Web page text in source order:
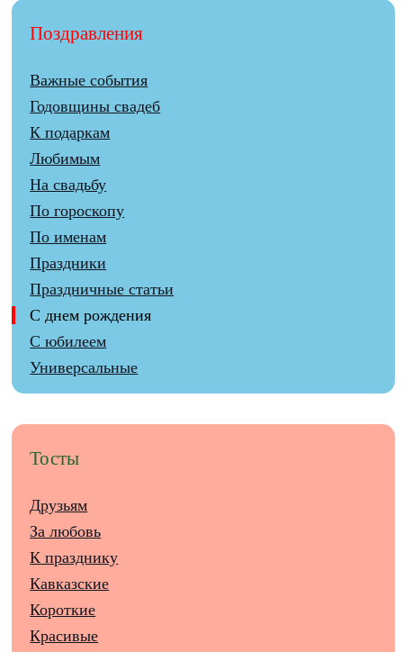
Поздравления
Важные события
Годовщины свадеб
К подаркам
Любимым
На свадьбу
По гороскопу
По именам
Праздники
Праздничные статьи
С днем рождения
С юбилеем
Универсальные
Тосты
Друзьям
За любовь
К празднику
Кавказские
Короткие
Красивые